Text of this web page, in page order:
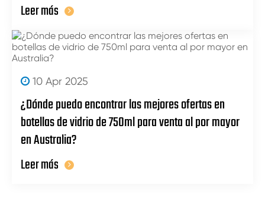
Leer más
10 Apr 2025
¿Dónde puedo encontrar las mejores ofertas en
botellas de vidrio de 750ml para venta al por mayor
en Australia?
Leer más